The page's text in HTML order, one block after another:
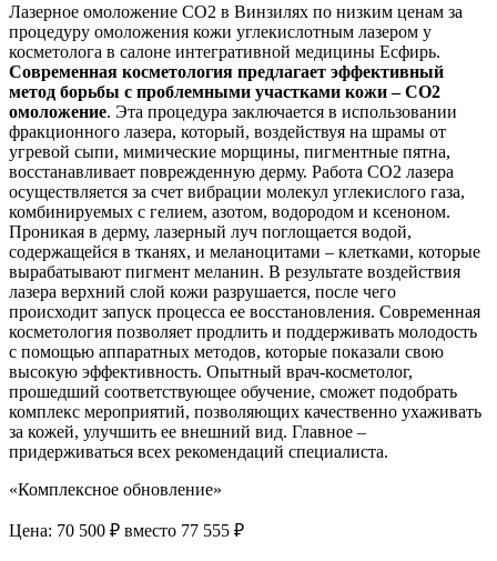
Лазерное омоложение CO2 в Винзилях по низким ценам за
процедуру омоложения кожи углекислотным лазером у
косметолога в салоне интегративной медицины Есфирь.
Современная косметология предлагает эффективный
метод борьбы с проблемными участками кожи – СО2
омоложение. Эта процедура заключается в использовании
фракционного лазера, который, воздействуя на шрамы от
угревой сыпи, мимические морщины, пигментные пятна,
восстанавливает поврежденную дерму. Работа CO2 лазера
осуществляется за счет вибрации молекул углекислого газа,
комбинируемых с гелием, азотом, водородом и ксеноном.
Проникая в дерму, лазерный луч поглощается водой,
содержащейся в тканях, и меланоцитами – клетками, которые
вырабатывают пигмент меланин. В результате воздействия
лазера верхний слой кожи разрушается, после чего
происходит запуск процесса ее восстановления. Современная
косметология позволяет продлить и поддерживать молодость
с помощью аппаратных методов, которые показали свою
высокую эффективность. Опытный врач-косметолог,
прошедший соответствующее обучение, сможет подобрать
комплекс мероприятий, позволяющих качественно ухаживать
за кожей, улучшить ее внешний вид. Главное –
придерживаться всех рекомендаций специалиста.
«Комплексное обновление»
Цена: 70 500 ₽ вместо 77 555 ₽